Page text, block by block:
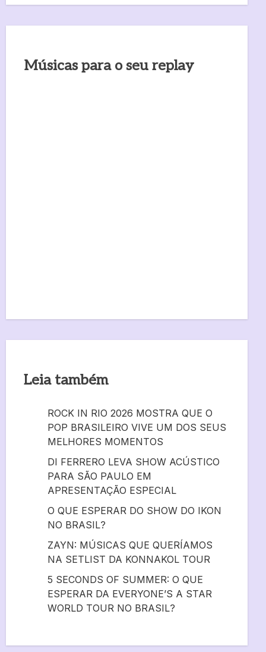
Músicas para o seu replay
Leia também
ROCK IN RIO 2026 MOSTRA QUE O
POP BRASILEIRO VIVE UM DOS SEUS
MELHORES MOMENTOS
DI FERRERO LEVA SHOW ACÚSTICO
PARA SÃO PAULO EM
APRESENTAÇÃO ESPECIAL
O QUE ESPERAR DO SHOW DO IKON
NO BRASIL?
ZAYN: MÚSICAS QUE QUERÍAMOS
NA SETLIST DA KONNAKOL TOUR
5 SECONDS OF SUMMER: O QUE
ESPERAR DA EVERYONE’S A STAR
WORLD TOUR NO BRASIL?